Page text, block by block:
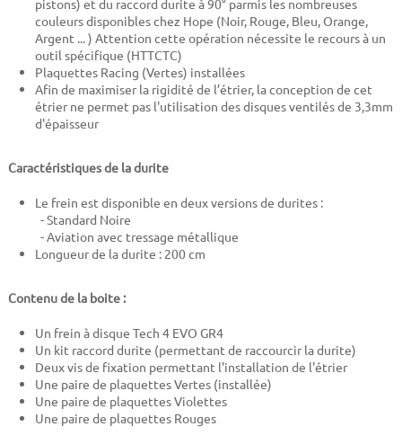
pistons) et du raccord durite à 90° parmis les nombreuses
couleurs disponibles chez Hope (Noir, Rouge, Bleu, Orange,
Argent ... ) Attention cette opération nécessite le recours à un
outil spécifique (HTTCTC)
Plaquettes Racing (Vertes) installées
Afin de maximiser la rigidité de l’étrier, la conception de cet
étrier ne permet pas l'utilisation des disques ventilés de 3,3mm
d'épaisseur
Caractéristiques de la durite
Le frein est disponible en deux versions de durites :
- Standard Noire
- Aviation avec tressage métallique
Longueur de la durite : 200 cm
Contenu de la boite :
Un frein à disque Tech 4 EVO GR4
Un kit raccord durite (permettant de raccourcir la durite)
Deux vis de fixation permettant l'installation de l'étrier
Une paire de plaquettes Vertes (installée)
Une paire de plaquettes Violettes
Une paire de plaquettes Rouges